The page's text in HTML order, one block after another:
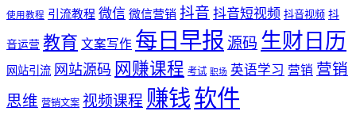
使用教程 引流教程 微信 微信营销 抖音 抖音短视频 抖音视频 抖
音运营 教育 文案写作 每日早报 源码 生财日历
网站引流 网站源码 网赚课程 考试 职场 英语学习 营销 营销
思维 营销文案 视频课程 赚钱软件